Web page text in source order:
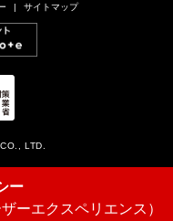
サイトマップ
LTD.
ー
ーエクスペリエンス）